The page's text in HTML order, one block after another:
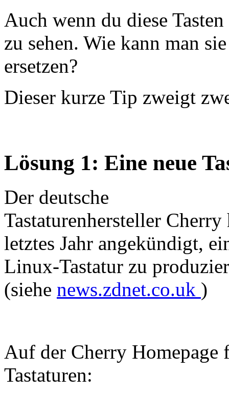
Auch wenn du diese
zu sehen. Wie kann man
ersetzen?
Dieser kurze Tip zweigt
Lösung 1: Eine neue
Der deutsche
Tastaturenhersteller Cherry
letztes Jahr angekündigt,
Linux-Tastatur zu
(siehe news.zdnet.co.uk )
Auf der Cherry
Tastaturen: